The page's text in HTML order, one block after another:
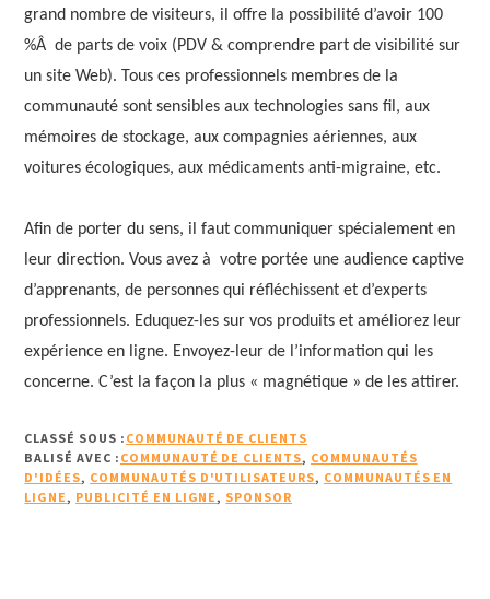
grand nombre de visiteurs, il offre la possibilité d’avoir 100
%Â de parts de voix (PDV & comprendre part de visibilité sur
un site Web). Tous ces professionnels membres de la
communauté sont sensibles aux technologies sans fil, aux
mémoires de stockage, aux compagnies aériennes, aux
voitures écologiques, aux médicaments anti-migraine, etc.
Afin de porter du sens, il faut communiquer spécialement en
leur direction. Vous avez à votre portée une audience captive
d’apprenants, de personnes qui réfléchissent et d’experts
professionnels. Eduquez-les sur vos produits et améliorez leur
expérience en ligne. Envoyez-leur de l’information qui les
concerne. C’est la façon la plus « magnétique » de les attirer.
CLASSÉ SOUS : COMMUNAUTÉ DE CLIENTS
BALISÉ AVEC : COMMUNAUTÉ DE CLIENTS, COMMUNAUTÉS
D'IDÉES, COMMUNAUTÉS D'UTILISATEURS, COMMUNAUTÉS EN
LIGNE , PUBLICITÉ EN LIGNE , SPONSOR